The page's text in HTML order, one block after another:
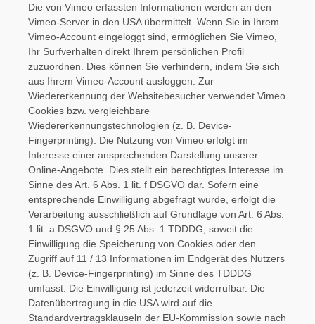
Die von Vimeo erfassten Informationen werden an den
Vimeo-Server in den USA übermittelt. Wenn Sie in Ihrem
Vimeo-Account eingeloggt sind, ermöglichen Sie Vimeo,
Ihr Surfverhalten direkt Ihrem persönlichen Profil
zuzuordnen. Dies können Sie verhindern, indem Sie sich
aus Ihrem Vimeo-Account ausloggen. Zur
Wiedererkennung der Websitebesucher verwendet Vimeo
Cookies bzw. vergleichbare
Wiedererkennungstechnologien (z. B. Device-
Fingerprinting). Die Nutzung von Vimeo erfolgt im
Interesse einer ansprechenden Darstellung unserer
Online-Angebote. Dies stellt ein berechtigtes Interesse im
Sinne des Art. 6 Abs. 1 lit. f DSGVO dar. Sofern eine
entsprechende Einwilligung abgefragt wurde, erfolgt die
Verarbeitung ausschließlich auf Grundlage von Art. 6 Abs.
1 lit. a DSGVO und § 25 Abs. 1 TDDDG, soweit die
Einwilligung die Speicherung von Cookies oder den
Zugriff auf 11 / 13 Informationen im Endgerät des Nutzers
(z. B. Device-Fingerprinting) im Sinne des TDDDG
umfasst. Die Einwilligung ist jederzeit widerrufbar. Die
Datenübertragung in die USA wird auf die
Standardvertragsklauseln der EU-Kommission sowie nach